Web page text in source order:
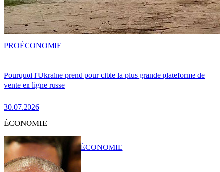
Pourquoi l'Ukraine prend pour cible la plus grande plateforme de
vente en ligne russe
30.07.2026
PROÉCONOMIE
ÉCONOMIE
ÉCONOMIE